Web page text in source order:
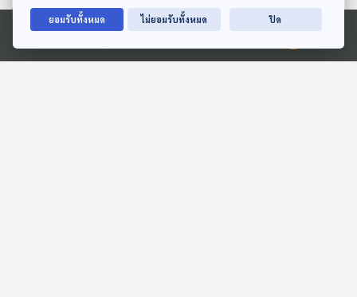
Ⓒ 2020 องค์การกระจายเสียงและแพร่ภาพสาธารณะแห่งประเทศไทย
ยอมรับทั้งหมด ไม่ยอมรับทั้งหมด ปิด